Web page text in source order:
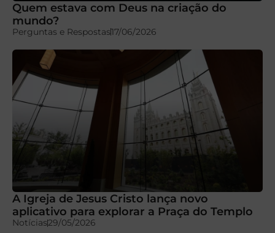
Quem estava com Deus na criação do
mundo?
Perguntas e Respostas17/06/2026
A Igreja de Jesus Cristo lança novo
aplicativo para explorar a Praça do Templo
Notícias29/05/2026